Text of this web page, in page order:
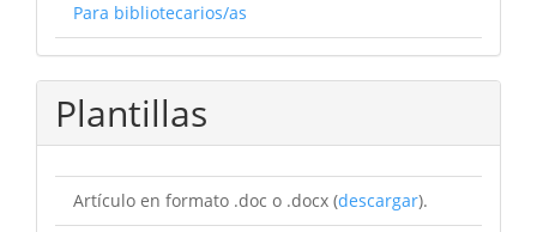
Para bibliotecarios/as
Plantillas
Artículo en formato .doc o .docx (descargar).